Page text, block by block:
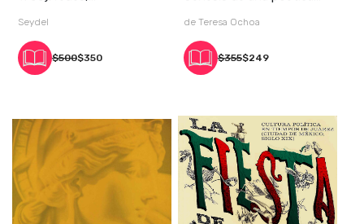
Seydel
$500$350
de Teresa Ochoa
$355$249